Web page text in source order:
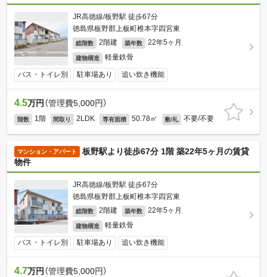
JR高徳線/板野駅 徒歩67分
徳島県板野郡上板町椎本字四宮東
総階数 2階建 築年数 22年5ヶ月
建物構造 軽量鉄骨
バス・トイレ別 駐車場あり 追い炊き機能
4.5万円 （管理費5,000円）
階数 1階 間取り 2LDK 専有面積 50.78㎡ 敷/礼 不要/不要
マンション・アパート
板野駅より徒歩67分 1階 築22年5ヶ月の賃貸
物件
JR高徳線/板野駅 徒歩67分
徳島県板野郡上板町椎本字四宮東
総階数 2階建 築年数 22年5ヶ月
建物構造 軽量鉄骨
バス・トイレ別 駐車場あり 追い炊き機能
4.7万円 （管理費5,000円）